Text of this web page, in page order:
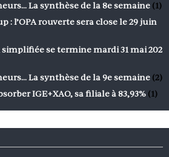
La synthèse de la 8e semaine (1)
: l’OPA rouverte sera close le 29 juin
simplifiée se termine mardi 31 mai 202
La synthèse de la 9e semaine (2)
IGE+XAO, sa filiale à 83,93% (1)